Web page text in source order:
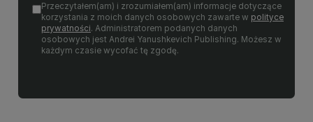
Przeczytałem(am) i zrozumiałem(am) informacje dotyczące
korzystania z moich danych osobowych zawarte w polityce
prywatności. Administratorem podanych danych
osobowych jest Andrei Yanushkevich Publishing. Możesz w
każdym czasie wycofać tę zgodę.